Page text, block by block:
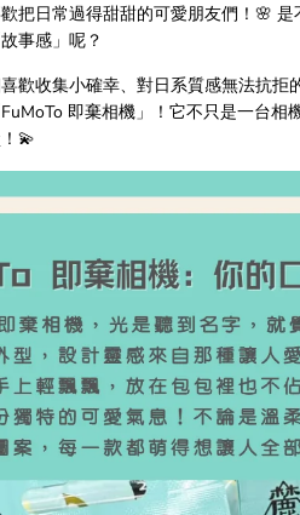
把日常過得甜甜的可愛朋友們！🌸
事感」呢？
歡收集小確幸、對日系質感無法抗
即棄相機」！它不只是一台相
💫